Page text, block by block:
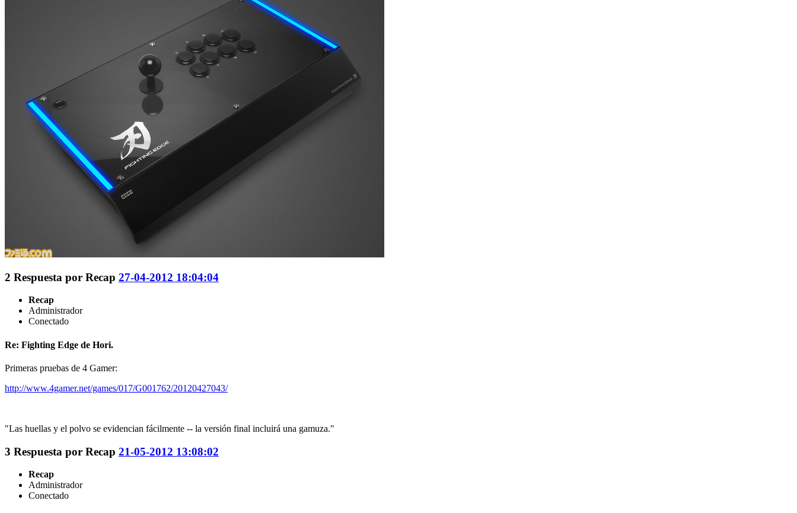
2 Respuesta por Recap 27-04-2012 18:04:04
Recap
Administrador
Conectado
Re: Fighting Edge de Hori.
Primeras pruebas de 4 Gamer:
http://www.4gamer.net/games/017/G001762/20120427043/
"Las huellas y el polvo se evidencian fácilmente -- la versión final incluirá una gamuza."
3 Respuesta por Recap 21-05-2012 13:08:02
Recap
Administrador
Conectado